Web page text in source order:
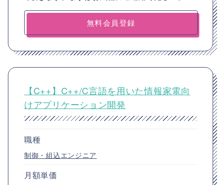
無料会員登録
【C++】C++/C言語を用いた情報家電向
けアプリケーション開発
職種
制御・組込エンジニア
月額単価